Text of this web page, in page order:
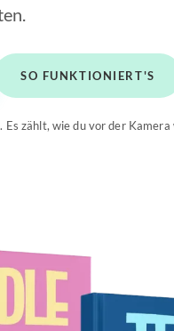
SO FUNKTIONIERT'S
zählt, wie du vor der